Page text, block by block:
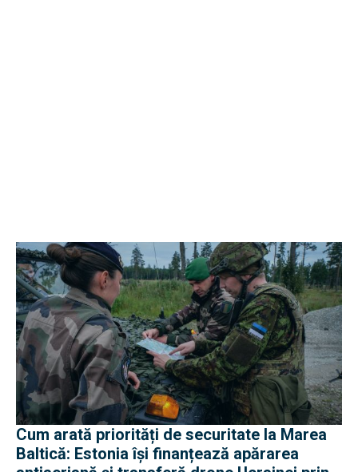
Cum arată priorități de securitate la Marea
Baltică: Estonia își finanțează apărarea